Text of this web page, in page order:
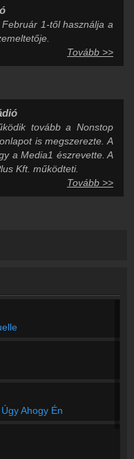
1-től használja a
Tovább >>
tovább a Nonstop
is megszerezte. A
a Media1 észrevette. A
Kft. működteti.
Tovább >>
Ahogy Én